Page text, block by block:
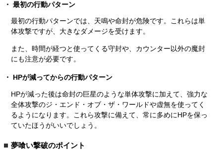
最初の行動パターン
最初の行動パターンでは、天鳴や命封が危険です。これらは単
体攻撃ですが、大きなダメージを受けます。
また、時間が経つと使ってくる守封や、カウンター以外の魔封
にも注意が必要です。
HPが減ってからの行動パターン
HPが減った後は命封の巨星のような単体攻撃に加えて、強力な
全体攻撃のジ・エンド・オブ・ザ・ワールドや虚無を使ってく
るようになります。これら攻撃に備えて、常に多めにHPを保っ
ていたほうがいいでしょう。
夢喰い撃破のポイント